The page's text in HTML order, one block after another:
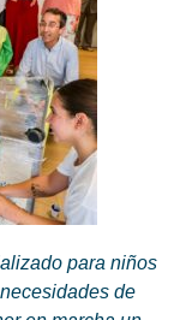
para niños
de